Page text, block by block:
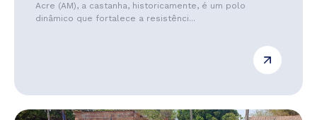
Acre (AM), a castanha, historicamente, é um polo
dinâmico que fortalece a resistênci...